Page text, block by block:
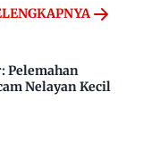
Pelemahan
Nelayan Kecil